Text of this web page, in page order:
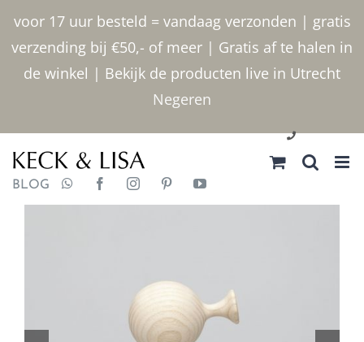
voor 17 uur besteld = vandaag verzonden | gratis
verzending bij €50,- of meer | Gratis af te halen in
de winkel | Bekijk de producten live in Utrecht
Negeren
inhoud
030 2400000
BLOG